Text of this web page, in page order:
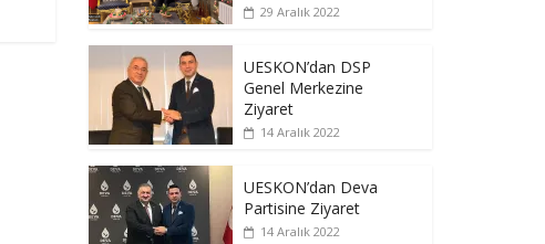
29 Aralık 2022
UESKON’dan DSP
Genel Merkezine
Ziyaret
14 Aralık 2022
UESKON’dan Deva
Partisine Ziyaret
14 Aralık 2022